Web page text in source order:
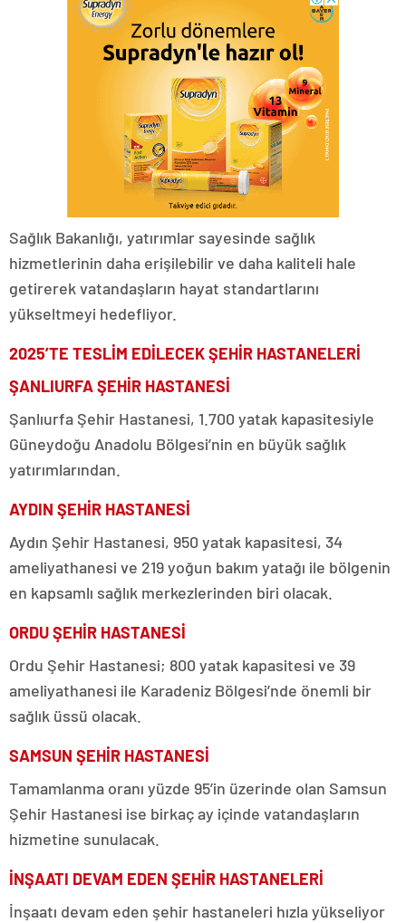
Sağlık Bakanlığı, yatırımlar sayesinde sağlık
hizmetlerinin daha erişilebilir ve daha kaliteli hale
getirerek vatandaşların hayat standartlarını
yükseltmeyi hedefliyor.
2025’TE TESLİM EDİLECEK ŞEHİR HASTANELERİ
ŞANLIURFA ŞEHİR HASTANESİ
Şanlıurfa Şehir Hastanesi, 1.700 yatak kapasitesiyle
Güneydoğu Anadolu Bölgesi’nin en büyük sağlık
yatırımlarından.
AYDIN ŞEHİR HASTANESİ
Aydın Şehir Hastanesi, 950 yatak kapasitesi, 34
ameliyathanesi ve 219 yoğun bakım yatağı ile bölgenin
en kapsamlı sağlık merkezlerinden biri olacak.
ORDU ŞEHİR HASTANESİ
Ordu Şehir Hastanesi; 800 yatak kapasitesi ve 39
ameliyathanesi ile Karadeniz Bölgesi’nde önemli bir
sağlık üssü olacak.
SAMSUN ŞEHİR HASTANESİ
Tamamlanma oranı yüzde 95’in üzerinde olan Samsun
Şehir Hastanesi ise birkaç ay içinde vatandaşların
hizmetine sunulacak.
İNŞAATI DEVAM EDEN ŞEHİR HASTANELERİ
İnşaatı devam eden şehir hastaneleri hızla yükseliyor